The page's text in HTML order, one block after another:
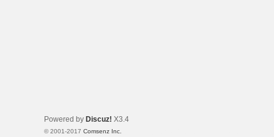
Powered by Discuz! X3.4
© 2001-2017 Comsenz Inc.